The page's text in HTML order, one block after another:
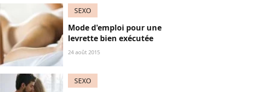
SEXO
Mode d'emploi pour une
levrette bien exécutée
24 août 2015
SEXO